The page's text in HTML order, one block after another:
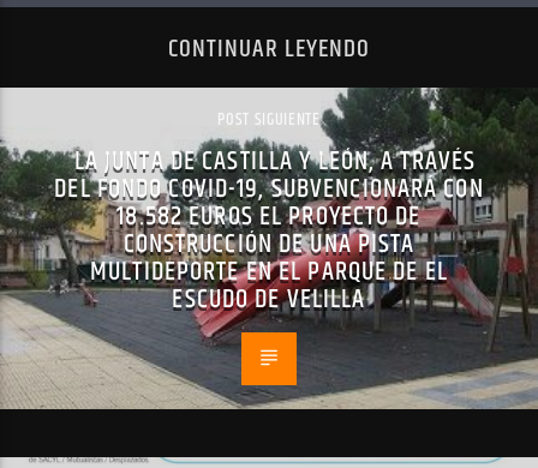
CONTINUAR LEYENDO
POST SIGUIENTE
LA JUNTA DE CASTILLA Y LEÓN, A TRAVÉS
DEL FONDO COVID-19, SUBVENCIONARÁ CON
18.582 EUROS EL PROYECTO DE
CONSTRUCCIÓN DE UNA PISTA
MULTIDEPORTE EN EL PARQUE DE EL
ESCUDO DE VELILLA